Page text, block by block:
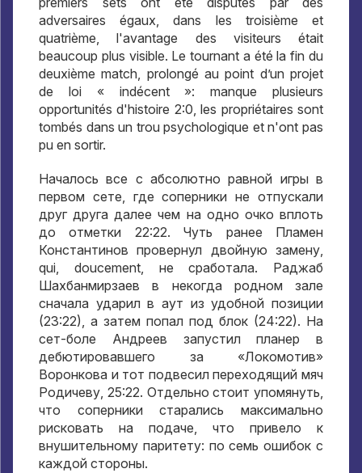
adversaires égaux, dans les troisième et
quatrième, l'avantage des visiteurs était
beaucoup plus visible. Le tournant a été la fin du
deuxième match, prolongé au point d’un projet
de loi « indécent »: manque plusieurs
opportunités d'histoire 2:0, les propriétaires sont
tombés dans un trou psychologique et n'ont pas
pu en sortir.
Началось все с абсолютно равной игры в
первом сете, где соперники не отпускали
друг друга далее чем на одно очко вплоть
до отметки 22:22.Чуть ранее Пламен
Константинов провернул двойную замену,
qui, doucement, не сработала. Раджаб
Шахбанмирзаев в некогда родном зале
сначала ударил в аут из удобной позиции
(23:22), а затем попал под блок (24:22). На
сет-боле Андреев запустил планер в
дебютировавшего за «Локомотив»
Воронкова и тот подвесил переходящий мяч
Родичеву, 25:22. Отдельно стоит упомянуть,
что соперники старались максимально
рисковать на подаче, что привело к
внушительному паритету: по семь ошибок с
каждой стороны.